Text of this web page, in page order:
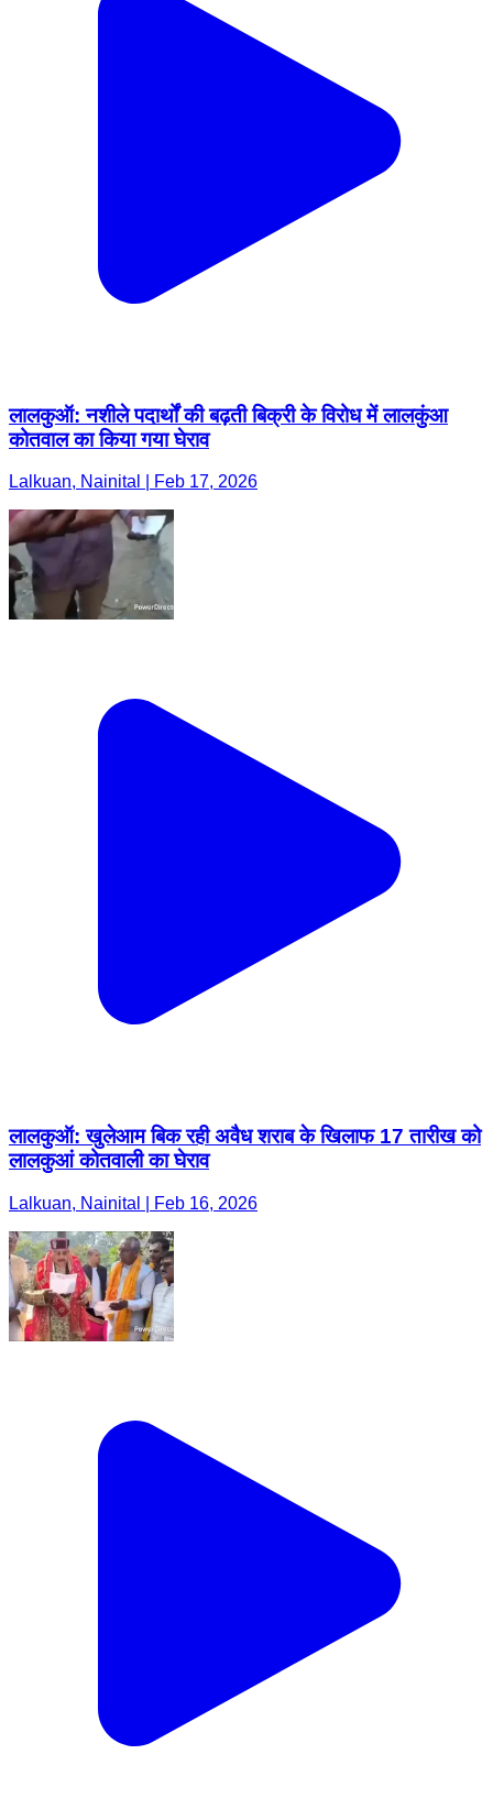
लालकुऑ: नशीले पदार्थों की बढ़ती बिक्री के विरोध में लालकुंआ
कोतवाल का किया गया घेराव
Lalkuan, Nainital | Feb 17, 2026
लालकुऑ: खुलेआम बिक रही अवैध शराब के खिलाफ 17 तारीख को
लालकुआं कोतवाली का घेराव
Lalkuan, Nainital | Feb 16, 2026